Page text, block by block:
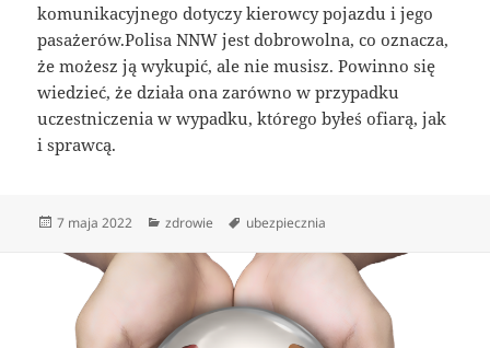
komunikacyjnego dotyczy kierowcy pojazdu i jego
pasażerów.Polisa NNW jest dobrowolna, co oznacza,
że możesz ją wykupić, ale nie musisz. Powinno się
wiedzieć, że działa ona zarówno w przypadku
uczestniczenia w wypadku, którego byłeś ofiarą, jak
i sprawcą.
Data
7 maja 2022 Kategorie
zdrowie Tagi
ubezpiecznia